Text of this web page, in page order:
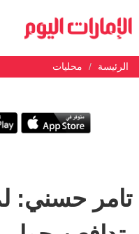
الرئيسة محليات
تامر حسني: